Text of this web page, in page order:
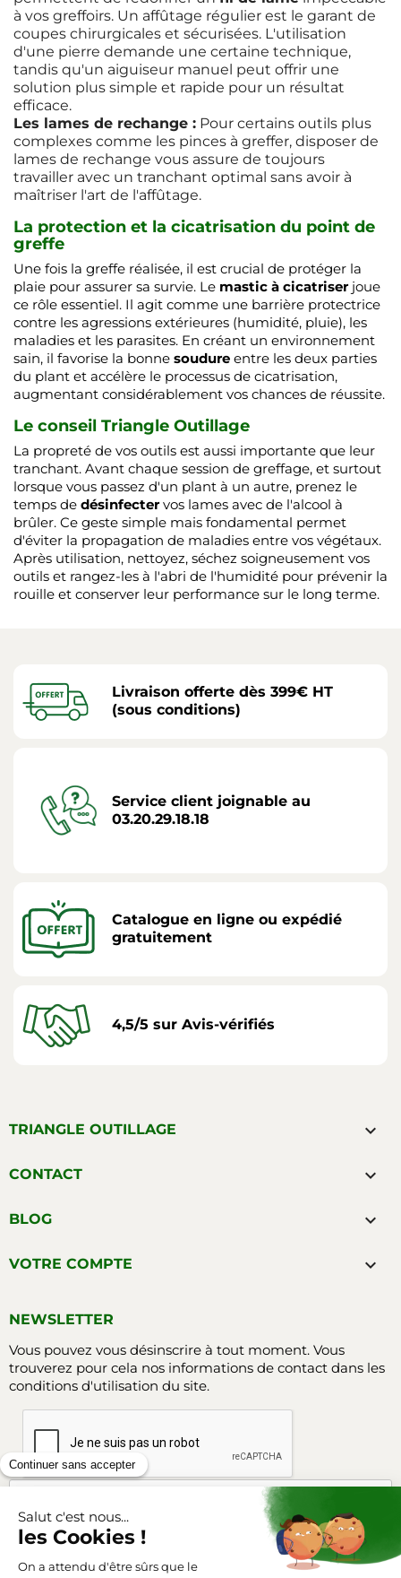
à vos greffoirs. Un affûtage régulier est le garant de
coupes chirurgicales et sécurisées. L'utilisation
d'une pierre demande une certaine technique,
tandis qu'un aiguiseur manuel peut offrir une
solution plus simple et rapide pour un résultat
efficace.
Les lames de rechange : Pour certains outils plus
complexes comme les pinces à greffer, disposer de
lames de rechange vous assure de toujours
travailler avec un tranchant optimal sans avoir à
maîtriser l'art de l'affûtage.
La protection et la cicatrisation du point de
greffe
Une fois la greffe réalisée, il est crucial de protéger la
plaie pour assurer sa survie. Le mastic à cicatriserjoue
ce rôle essentiel. Il agit comme une barrière protectrice
contre les agressions extérieures (humidité, pluie), les
maladies et les parasites. En créant un environnement
sain, il favorise la bonne soudure entre les deux parties
du plant et accélère le processus de cicatrisation,
augmentant considérablement vos chances de réussite.
Le conseil Triangle Outillage
La propreté de vos outils est aussi importante que leur
tranchant. Avant chaque session de greffage, et surtout
lorsque vous passez d'un plant à un autre, prenez le
temps de désinfectervos lames avec de l'alcool à
brûler. Ce geste simple mais fondamental permet
d'éviter la propagation de maladies entre vos végétaux.
Après utilisation, nettoyez, séchez soigneusement vos
outils et rangez-les à l'abri de l'humidité pour prévenir la
rouille et conserver leur performance sur le long terme.
Livraison offerte dès 399€ HT
(sous conditions)
Service client joignable au
03.20.29.18.18
Catalogue en ligne ou expédié
gratuitement
4,5/5 sur Avis-vérifiés
TRIANGLE OUTILLAGE 
CONTACT 
BLOG 
VOTRE COMPTE 
NEWSLETTER
Vous pouvez vous désinscrire à tout moment. Vous
trouverez pour cela nos informations de contact dans les
conditions d'utilisation du site.